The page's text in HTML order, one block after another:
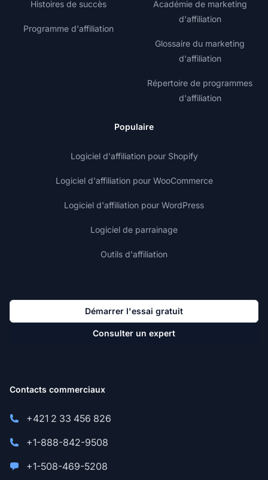
Histoires de succès
Programme d'affiliation
Académie de marketing
d'affiliation
Glossaire du marketing
d'affiliation
Répertoire de programmes
d'affiliation
Populaire
Logiciel d'affiliation pour Shopify
Logiciel d'affiliation pour WooCommerce
Logiciel d'affiliation pour WordPress
Logiciel de parrainage
Outils d'affiliation
Démarrer l'essai gratuit
Consulter un expert
Contacts commerciaux
+421 2 33 456 826
+1-888-842-9508
+1-508-469-5208